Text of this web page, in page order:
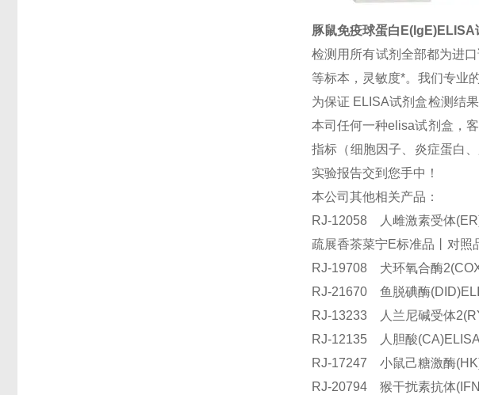
豚鼠免疫球蛋白E(IgE)ELISA
检测用所有试剂全部都为进
等标本，灵敏度*。我们专业
为保证 ELISA试剂盒检测结
本司任何一种elisa试剂盒，
指标（细胞因子、炎症蛋白
实验报告交到您手中！
本公司其他相关产品：
RJ-12058 人雌激素受体
疏展香茶菜宁E标准品丨对
RJ-19708 犬环氧合酶
RJ-21670 鱼脱碘酶
RJ-13233 人兰尼碱受体
RJ-12135 人胆酸
RJ-17247 小鼠己糖激酶
RJ-20794 猴干扰素抗体